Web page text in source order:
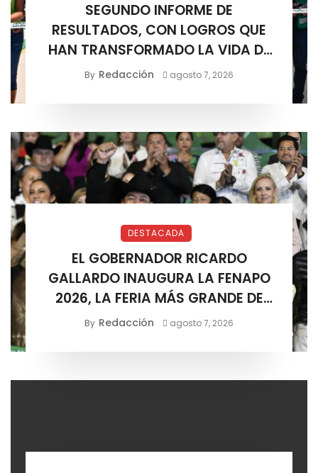
SEGUNDO INFORME DE
RESULTADOS, CON LOGROS QUE
HAN TRANSFORMADO LA VIDA DE
LOS SOLEDENSES: JUAN MANUEL
By Redacción agosto 7, 2026
DESTACADA
EL GOBERNADOR RICARDO
GALLARDO INAUGURA LA FENAPO
2026, LA FERIA MÁS GRANDE DE
MÉXICO
By Redacción agosto 7, 2026